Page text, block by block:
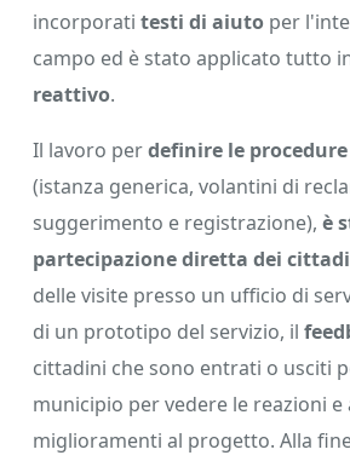
incorporati testi di aiuto per
campo ed è stato applicato tutto
reattivo.
Il lavoro perdefinire le procedure
(istanza generica, volantini di
suggerimento e registrazione), è
partecipazione diretta dei
delle visite presso un ufficio di
di un prototipo del servizio, il
cittadini che sono entrati o usciti
municipio per vedere le reazioni
miglioramenti al progetto. Alla